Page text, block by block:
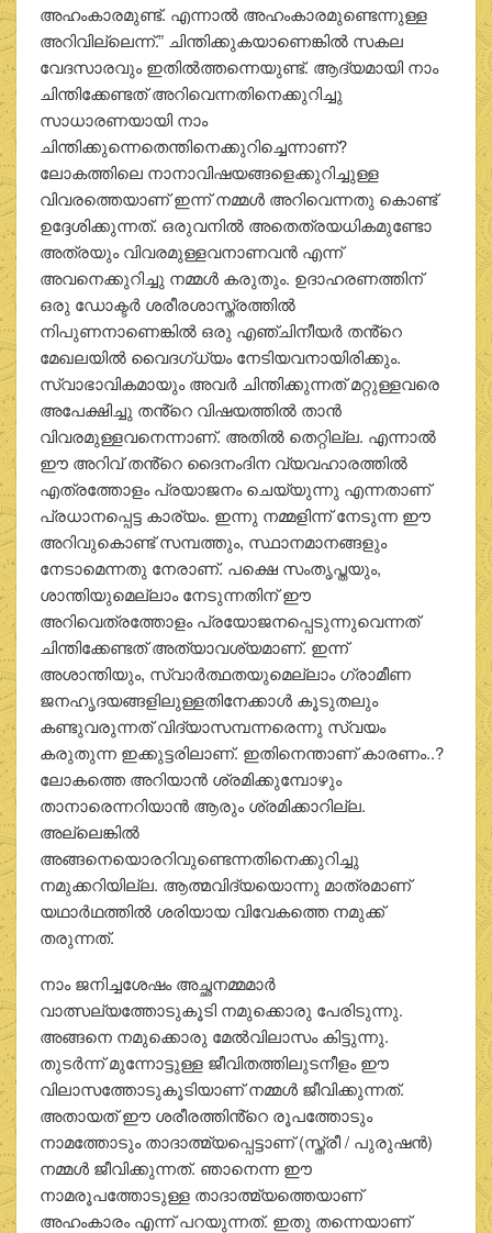
അഹംകാരമുണ്ട്. എന്നാൽ അഹംകാരമുണ്ടെന്നുള്ള
അറിവില്ലെന്ന്.” ചിന്തിക്കുകയാണെങ്കിൽ സകല
വേദസാരവും ഇതിൽത്തന്നെയുണ്ട്. ആദ്യമായി നാം
ചിന്തിക്കേണ്ടത് അറിവെന്നതിനെക്കുറിച്ചു
സാധാരണയായി നാം
ചിന്തിക്കുന്നെതെന്തിനെക്കുറിച്ചെന്നാണ്?
ലോകത്തിലെ നാനാവിഷയങ്ങളെക്കുറിച്ചുള്ള
വിവരത്തെയാണ് ഇന്ന് നമ്മൾ അറിവെന്നതു കൊണ്ട്
ഉദ്ദേശിക്കുന്നത്. ഒരുവനിൽ അതെത്രയധികമുണ്ടോ
അത്രയും വിവരമുള്ളവനാണവൻ എന്ന്
അവനെക്കുറിച്ചു നമ്മൾ കരുതും. ഉദാഹരണത്തിന്
ഒരു ഡോക്ടർ ശരീരശാസ്ത്രത്തിൽ
നിപുണനാണെങ്കിൽ ഒരു എഞ്ചിനീയർ തൻ്റെ
മേഖലയിൽ വൈദഗ്ധ്യം നേടിയവനായിരിക്കും.
സ്വാഭാവികമായും അവർ ചിന്തിക്കുന്നത് മറ്റുള്ളവരെ
അപേക്ഷിച്ചു തൻ്റെ വിഷയത്തിൽ താൻ
വിവരമുള്ളവനെന്നാണ്. അതിൽ തെറ്റില്ല. എന്നാൽ
ഈ അറിവ് തൻ്റെ ദൈനംദിന വ്യവഹാരത്തിൽ
എത്രത്തോളം പ്രയാജനം ചെയ്യുന്നു എന്നതാണ്
പ്രധാനപ്പെട്ട കാര്യം. ഇന്നു നമ്മളിന്ന് നേടുന്ന ഈ
അറിവുകൊണ്ട് സമ്പത്തും, സ്ഥാനമാനങ്ങളും
നേടാമെന്നതു നേരാണ്. പക്ഷെ സംതൃപ്തയും,
ശാന്തിയുമെല്ലാം നേടുന്നതിന് ഈ
അറിവെത്രത്തോളം പ്രയോജനപ്പെടുന്നുവെന്നത്
ചിന്തിക്കേണ്ടത് അത്യാവശ്യമാണ്. ഇന്ന്
അശാന്തിയും, സ്വാർത്ഥതയുമെല്ലാം ഗ്രാമീണ
ജനഹൃദയങ്ങളിലുള്ളതിനേക്കാൾ കൂടുതലും
കണ്ടുവരുന്നത് വിദ്യാസമ്പന്നരെന്നു സ്വയം
കരുതുന്ന ഇക്കുട്ടരിലാണ്. ഇതിനെന്താണ് കാരണം..?
ലോകത്തെ അറിയാൻ ശ്രമിക്കുമ്പോഴും
താനാരെന്നറിയാൻ ആരും ശ്രമിക്കാറില്ല.
അല്ലെങ്കിൽ
അങ്ങനെയൊരറിവുണ്ടെന്നതിനെക്കുറിച്ചു
നമുക്കറിയില്ല. ആത്മവിദ്യയൊന്നു മാത്രമാണ്
യഥാർഥത്തിൽ ശരിയായ വിവേകത്തെ നമുക്ക്
തരുന്നത്.
നാം ജനിച്ചശേഷം അച്ഛനമ്മമാർ
വാത്സല്യത്തോടുകൂടി നമുക്കൊരു പേരിടുന്നു.
അങ്ങനെ നമുക്കൊരു മേൽവിലാസം കിട്ടുന്നു.
തുടർന്ന് മുന്നോട്ടുള്ള ജീവിതത്തിലുടനീളം ഈ
വിലാസത്തോടുകൂടിയാണ് നമ്മൾ ജീവിക്കുന്നത്.
അതായത് ഈ ശരീരത്തിൻ്റെ രൂപത്തോടും
നാമത്തോടും താദാത്മ്യപ്പെട്ടാണ് (സ്ത്രീ / പുരുഷൻ)
നമ്മൾ ജീവിക്കുന്നത്. ഞാനെന്ന ഈ
നാമരൂപത്തോടുള്ള താദാത്മ്യത്തെയാണ്
അഹംകാരം എന്ന് പറയുന്നത്. ഇതു തന്നെയാണ്